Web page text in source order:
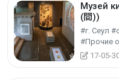
Музей
(間))
#г. Сеул
17-05-